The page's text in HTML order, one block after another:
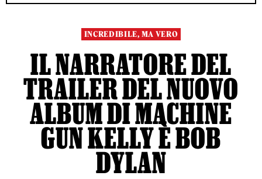
INCREDIBILE, MA VERO
IL NARRATORE DEL
TRAILER DEL NUOVO
ALBUM DI MACHINE
GUN KELLY È BOB
DYLAN